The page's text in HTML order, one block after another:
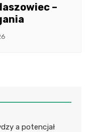
–
a potencjał